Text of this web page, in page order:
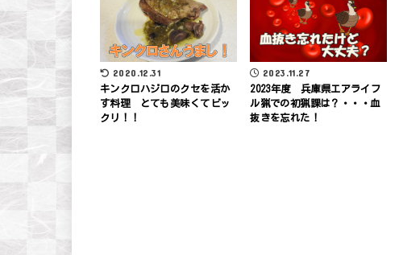
2020.12.31
キンクロハジロのクセを活か
す料理 とても美味くてビッ
クリ！！
2023.11.27
2023年度 兵庫県エアライフ
ル猟での初猟課は？・・・血
抜きを忘れた！